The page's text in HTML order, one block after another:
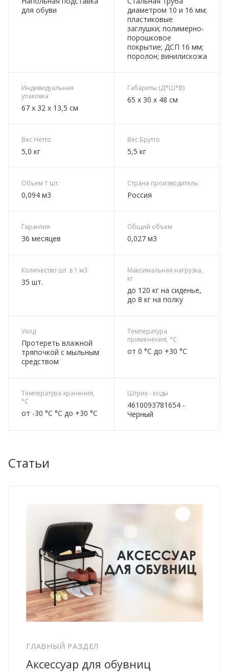
для обуви
диаметром 10 и 16 мм;
пластиковые
заглушки; полимерно-
порошковое
покрытие; ДСП 16 мм;
поролон; винилискожа
Индивидуальная
упаковка
67 х 32 х 13,5 см
Габариты (Д*Ш*В)
65 х 30 х 48 см
Вес Нетто
5,0 кг
Вес Брутто
5,5 кг
Объем 1 шт.
0,094 м3
Страна производитель
Россия
Гарантия
36 месяцев
Общий объем
0,027 м3
Количество шт. в 1 м3
35 шт.
Максимальная нагрузка,
кг
до 120 кг на сиденье,
до 8 кг на полку
Уход
Протереть влажной
тряпочкой с мыльным
средством
Температура
применения, °C
от 0 °C до +30 °C
Температура хранения,
°C
от -30 °C °C до +30 °C
Штрих - коды
4610093781654 -
Черный
Статьи
ГЛАВНЫЙ РАЗДЕЛ
Аксессуар для обувниц